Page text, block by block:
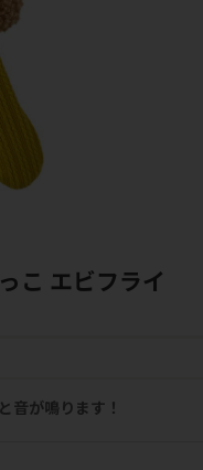
こ エビフライ
音が鳴ります！